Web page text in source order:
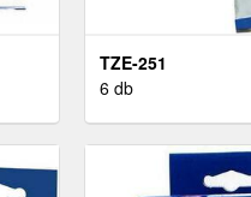
TZE-251
6 db